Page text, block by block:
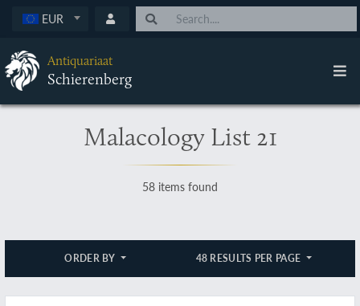
EUR
Antiquariaat
Schierenberg
Malacology List 21
58 items found
ORDER BY 48 RESULTS PER PAGE